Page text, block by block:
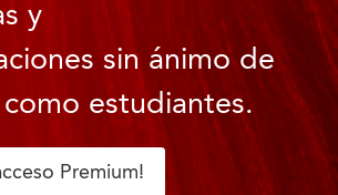
y
sin ánimo de
como estudiantes.
Premium!